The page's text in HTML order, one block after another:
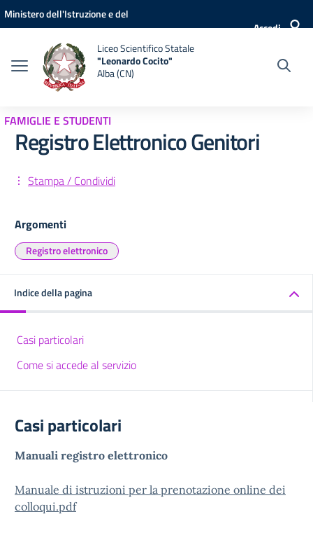
Vai ai contenuti
Vai al menu di navigazione
Vai al footer
Ministero dell'Istruzione e del
Accedi
Liceo Scientifico Statale
"Leonardo Cocito"
Alba (CN)
FAMIGLIE E STUDENTI
Registro Elettronico Genitori
Stampa / Condividi
Argomenti
Registro elettronico
Indice della pagina
Casi particolari
Come si accede al servizio
Casi particolari
Manuali registro elettronico
Manuale di istruzioni per la prenotazione online dei
colloqui.pdf